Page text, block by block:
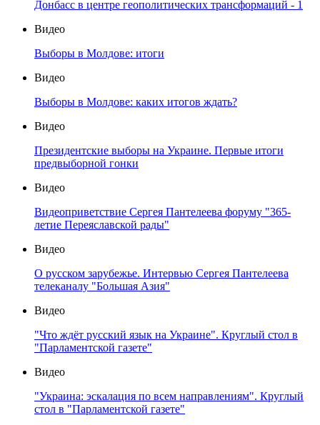
Донбасс в центре геополитических трансформаций - 1
Видео
Выборы в Молдове: итоги
Видео
Выборы в Молдове: каких итогов ждать?
Видео
Президентские выборы на Украине. Первые итоги
предвыборной гонки
Видео
Видеоприветствие Сергея Пантелеева форуму "365-
летие Переяславской рады"
Видео
О русском зарубежье. Интервью Сергея Пантелеева
телеканалу "Большая Азия"
Видео
"Что ждёт русский язык на Украине". Круглый стол в
"Парламентской газете"
Видео
"Украина: эскалация по всем направлениям". Круглый
стол в "Парламентской газете"